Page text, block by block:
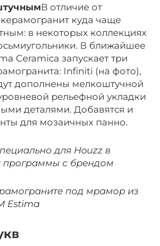
В отличие от
куда чаще
в некоторых коллекциях
В ближайшее
Ceramica запускает три
Infiniti (на фото),
дополнены мелкоштучной
рельефной укладки
деталями. Добавятся и
для мозаичных панно.
для Houzz в
программы с брендом
под мрамор из
Estima